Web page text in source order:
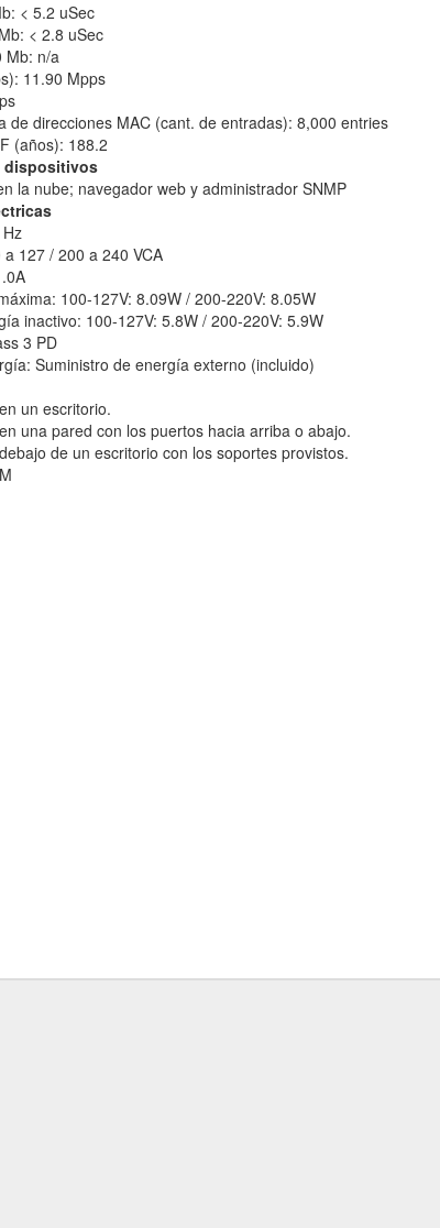
< 5.2 uSec
< 2.8 uSec
Mb: n/a
11.90 Mpps
de direcciones MAC (cant. de entradas): 8,000 entries
(años): 188.2
dispositivos
la nube; navegador web y administrador SNMP
127 / 200 a 240 VCA
100-127V: 8.09W / 200-220V: 8.05W
inactivo: 100-127V: 5.8W / 200-220V: 5.9W
3 PD
Suministro de energía externo (incluido)
un escritorio.
una pared con los puertos hacia arriba o abajo.
de un escritorio con los soportes provistos.